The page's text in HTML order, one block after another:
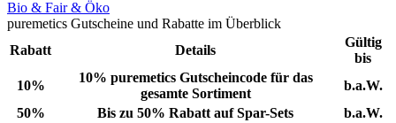
Bio & Fair & Öko
puremetics Gutscheine und Rabatte im Überblick
Rabatt
Details
Gültig
bis
10%
10% puremetics Gutscheincode für das
gesamte Sortiment
b.a.W.
50%
Bis zu 50% Rabatt auf Spar-Sets
b.a.W.